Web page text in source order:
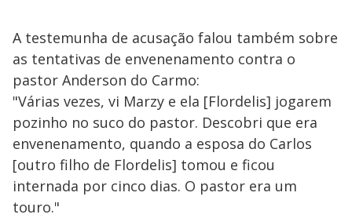
A testemunha de acusação falou também sobre
as tentativas de envenenamento contra o
pastor Anderson do Carmo:
"Várias vezes, vi Marzy e ela [Flordelis] jogarem
pozinho no suco do pastor. Descobri que era
envenenamento, quando a esposa do Carlos
[outro filho de Flordelis] tomou e ficou
internada por cinco dias. O pastor era um
touro."